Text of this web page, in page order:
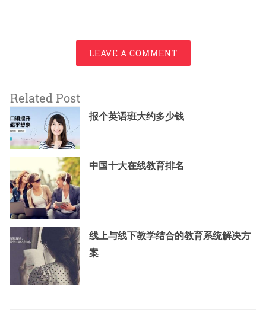
LEAVE A COMMENT
Related Post
报个英语班大约多少钱
中国十大在线教育排名
线上与线下教学结合的教育系统解决方
案